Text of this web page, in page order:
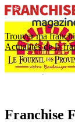
Trouver ma
Actualités de la
Franchise